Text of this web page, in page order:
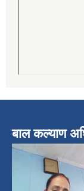
बाल कल्याण